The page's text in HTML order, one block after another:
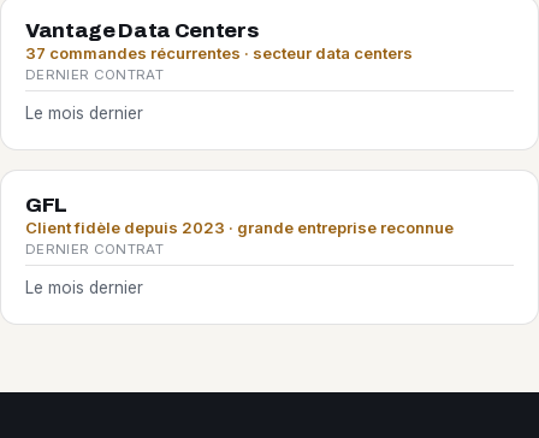
Vantage Data Centers
37 commandes récurrentes · secteur data centers
DERNIER CONTRAT
Le mois dernier
GFL
Client fidèle depuis 2023 · grande entreprise reconnue
DERNIER CONTRAT
Le mois dernier